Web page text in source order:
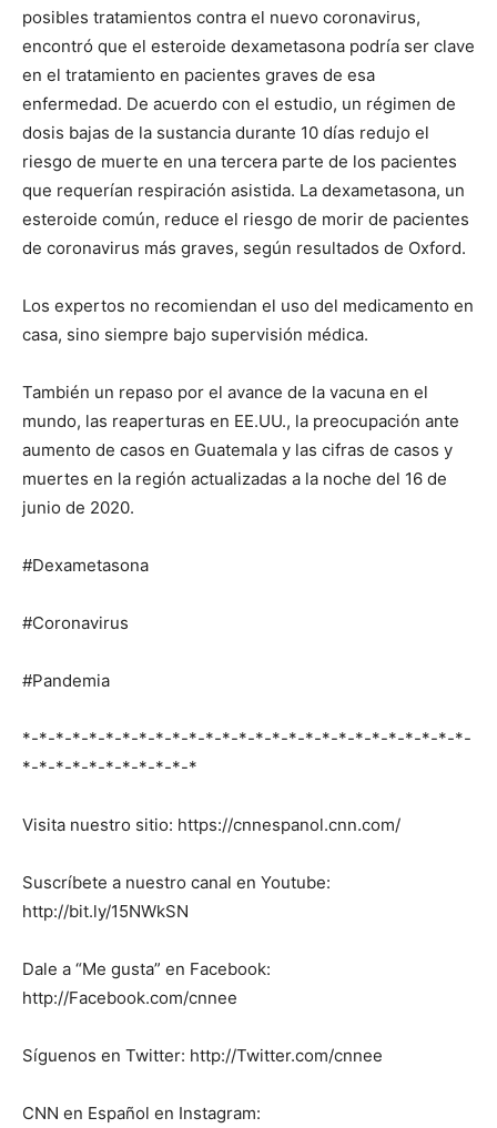
posibles tratamientos contra el nuevo coronavirus,
encontró que el esteroide dexametasona podría ser clave
en el tratamiento en pacientes graves de esa
enfermedad. De acuerdo con el estudio, un régimen de
dosis bajas de la sustancia durante 10 días redujo el
riesgo de muerte en una tercera parte de los pacientes
que requerían respiración asistida. La dexametasona, un
esteroide común, reduce el riesgo de morir de pacientes
de coronavirus más graves, según resultados de Oxford.
Los expertos no recomiendan el uso del medicamento en
casa, sino siempre bajo supervisión médica.
También un repaso por el avance de la vacuna en el
mundo, las reaperturas en EE.UU., la preocupación ante
aumento de casos en Guatemala y las cifras de casos y
muertes en la región actualizadas a la noche del 16 de
junio de 2020.
#Dexametasona
#Coronavirus
#Pandemia
*-*-*-*-*-*-*-*-*-*-*-*-*-*-*-*-*-*-*-*-*-*-*-*-*-*-*-
*-*-*-*-*-*-*-*-*-*-*
Visita nuestro sitio: https://cnnespanol.cnn.com/
Suscríbete a nuestro canal en Youtube:
http://bit.ly/15NWkSN
Dale a “Me gusta” en Facebook:
http://Facebook.com/cnnee
Síguenos en Twitter: http://Twitter.com/cnnee
CNN en Español en Instagram: